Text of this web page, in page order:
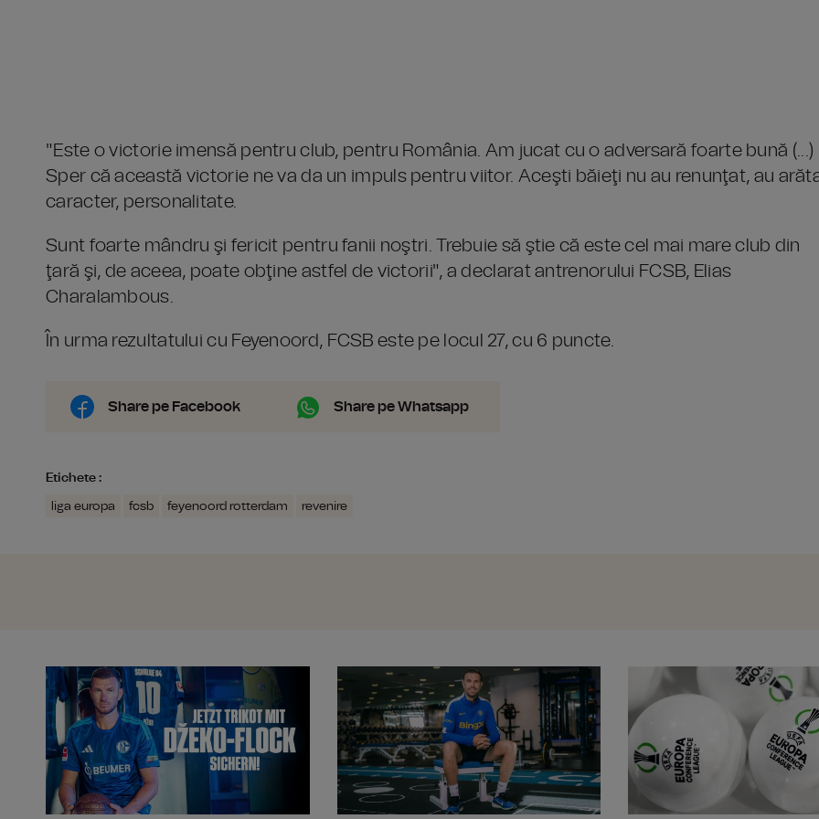
"Este o victorie imensă pentru club, pentru România. Am jucat cu o adversară foarte bună (...)
Sper că această victorie ne va da un impuls pentru viitor. Aceşti băieţi nu au renunţat, au
caracter, personalitate.
Sunt foarte mândru şi fericit pentru fanii noştri. Trebuie să ştie că este cel mai mare club din
ţară şi, de aceea, poate obţine astfel de victorii", a declarat antrenorului FCSB, Elias
Charalambous.
În urma rezultatului cu Feyenoord, FCSB este pe locul 27, cu 6 puncte.
Share pe Facebook Share pe Whatsapp
Etichete :
liga europa fcsb feyenoord rotterdam revenire
Bosniacul Džeko și-a prelungit